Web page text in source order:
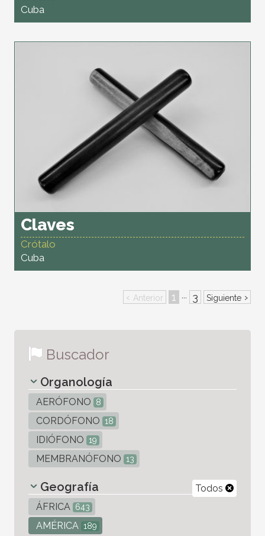
Cuba
Claves
Crótalo
Cuba
‹ Anterior 1 ··· 3 Siguiente ›
Buscador
Organología
AERÓFONO 8
CORDÓFONO 18
IDIÓFONO 19
MEMBRANÓFONO 13
Todos
Geografía
ÁFRICA 643
AMÉRICA 189